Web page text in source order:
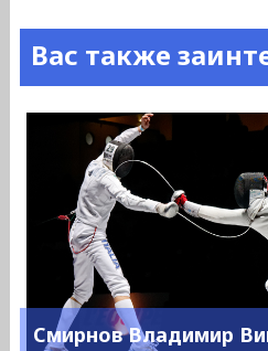
Вас также
Смирнов Владимир